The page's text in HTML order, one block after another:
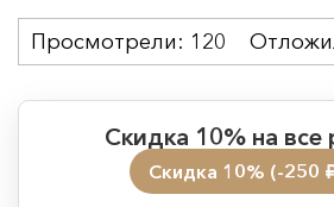
Скидка 10% на все
Скидка 10% (-250
Просмотрели: 120